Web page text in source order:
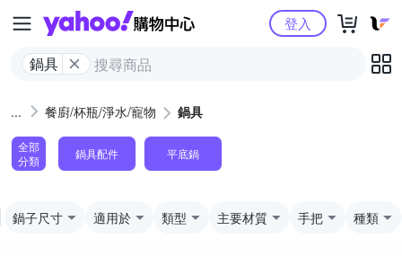
Yahoo購物中心
鍋具
登入
餐廚/杯瓶/淨水/寵物 鍋具
全部
分類
鍋具配件 平底鍋
鍋子尺寸 適用於 類型 主要材質 手把 種類